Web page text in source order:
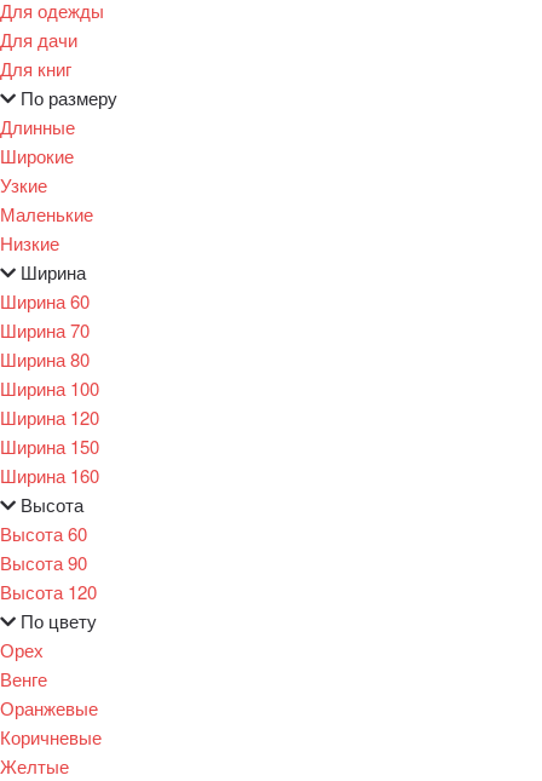
Для одежды
Для дачи
Для книг
По размеру
Длинные
Широкие
Узкие
Маленькие
Низкие
Ширина
Ширина 60
Ширина 70
Ширина 80
Ширина 100
Ширина 120
Ширина 150
Ширина 160
Высота
Высота 60
Высота 90
Высота 120
По цвету
Орех
Венге
Оранжевые
Коричневые
Желтые